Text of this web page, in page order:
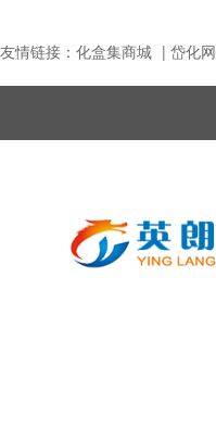
友情链接： 化盒集商城 | 岱化网